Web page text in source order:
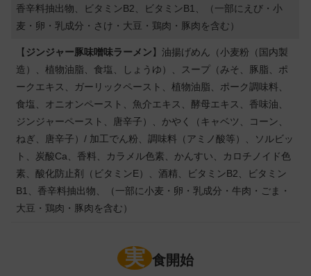
香辛料抽出物、ビタミンB2、ビタミンB1、（一部にえび・小
麦・卵・乳成分・さけ・大豆・鶏肉・豚肉を含む）
【 ジンジャー豚味噌味ラーメン】油揚げめん（小麦粉（国内製
造）、植物油脂、食塩、しょうゆ）、スープ（みそ、豚脂、ポ
ークエキス、ガーリックペースト、植物油脂、ポーク調味料、
食塩、オニオンペースト、魚介エキス、酵母エキス、香味油、
ジンジャーペースト、唐辛子）、かやく（キャベツ、コーン、
ねぎ、唐辛子）/ 加工でん粉、調味料（アミノ酸等）、ソルビッ
ト、炭酸Ca、香料、カラメル色素、かんすい、カロチノイド色
素、酸化防止剤（ビタミンE）、酒精、ビタミンB2、ビタミン
B1、香辛料抽出物、（一部に小麦・卵・乳成分・牛肉・ごま・
大豆・鶏肉・豚肉を含む）
実 食開始